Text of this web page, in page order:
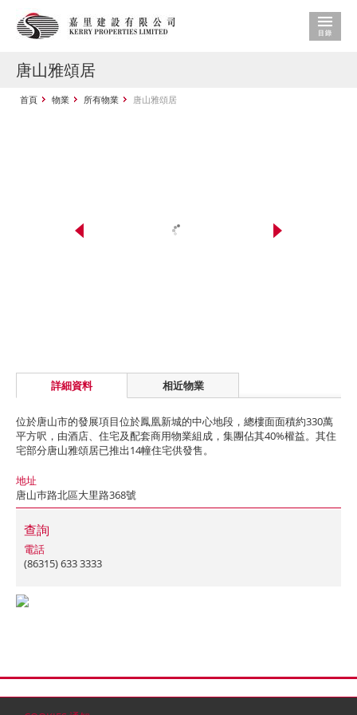
唐山雅頌居
首頁 物業 所有物業 唐山雅頌居
詳細資料 相近物業
位於唐山市的發展項目位於鳳凰新城的中心地段，總樓面面積約330萬
平方呎，由酒店、住宅及配套商用物業組成，集團佔其40%權益。其住
宅部分唐山雅頌居已推出14幢住宅供發售。
地址
唐山巿路北區大里路368號
查詢
電話
(86315) 633 3333